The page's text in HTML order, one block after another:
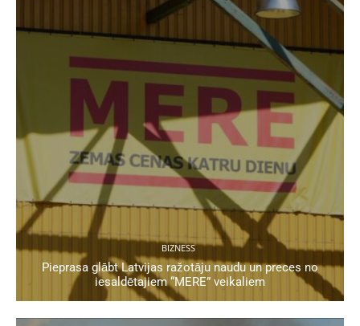
BIZNESS
Pieprasa glābt Latvijas ražotāju naudu un preces no
iesaldētajiem “MERE” veikaliem